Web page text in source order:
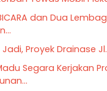
dan Dua
Proyek Drainase
Segara Kerjakan